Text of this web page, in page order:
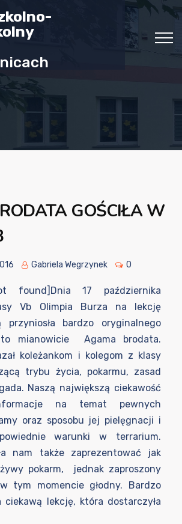
GOŚCIŁA W
Gabriela Wegrzynek 0
found]Dnia 17 października
Vb Olimpia Burza na lekcję
przyniosła bardzo oryginalnego
to mianowicie Agama brodata.
koleżankom i kolegom z klasy
trybu życia, pokarmu, zasad
Naszą największą ciekawość
na temat pewnych
oraz sposobu jej pielęgnacji i
warunki w terrarium.
nam także zaprezentować jak
pokarm, jednak zaproszony
tym momencie głodny. Bardzo
ciekawą lekcję, która dostarczyła